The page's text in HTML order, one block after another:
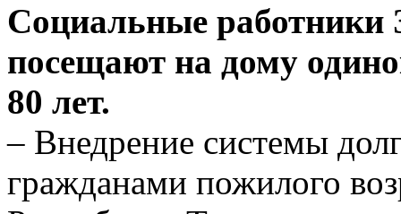
Социальные
посещают на дому
80 лет.
– Внедрение системы
гражданами пожилого